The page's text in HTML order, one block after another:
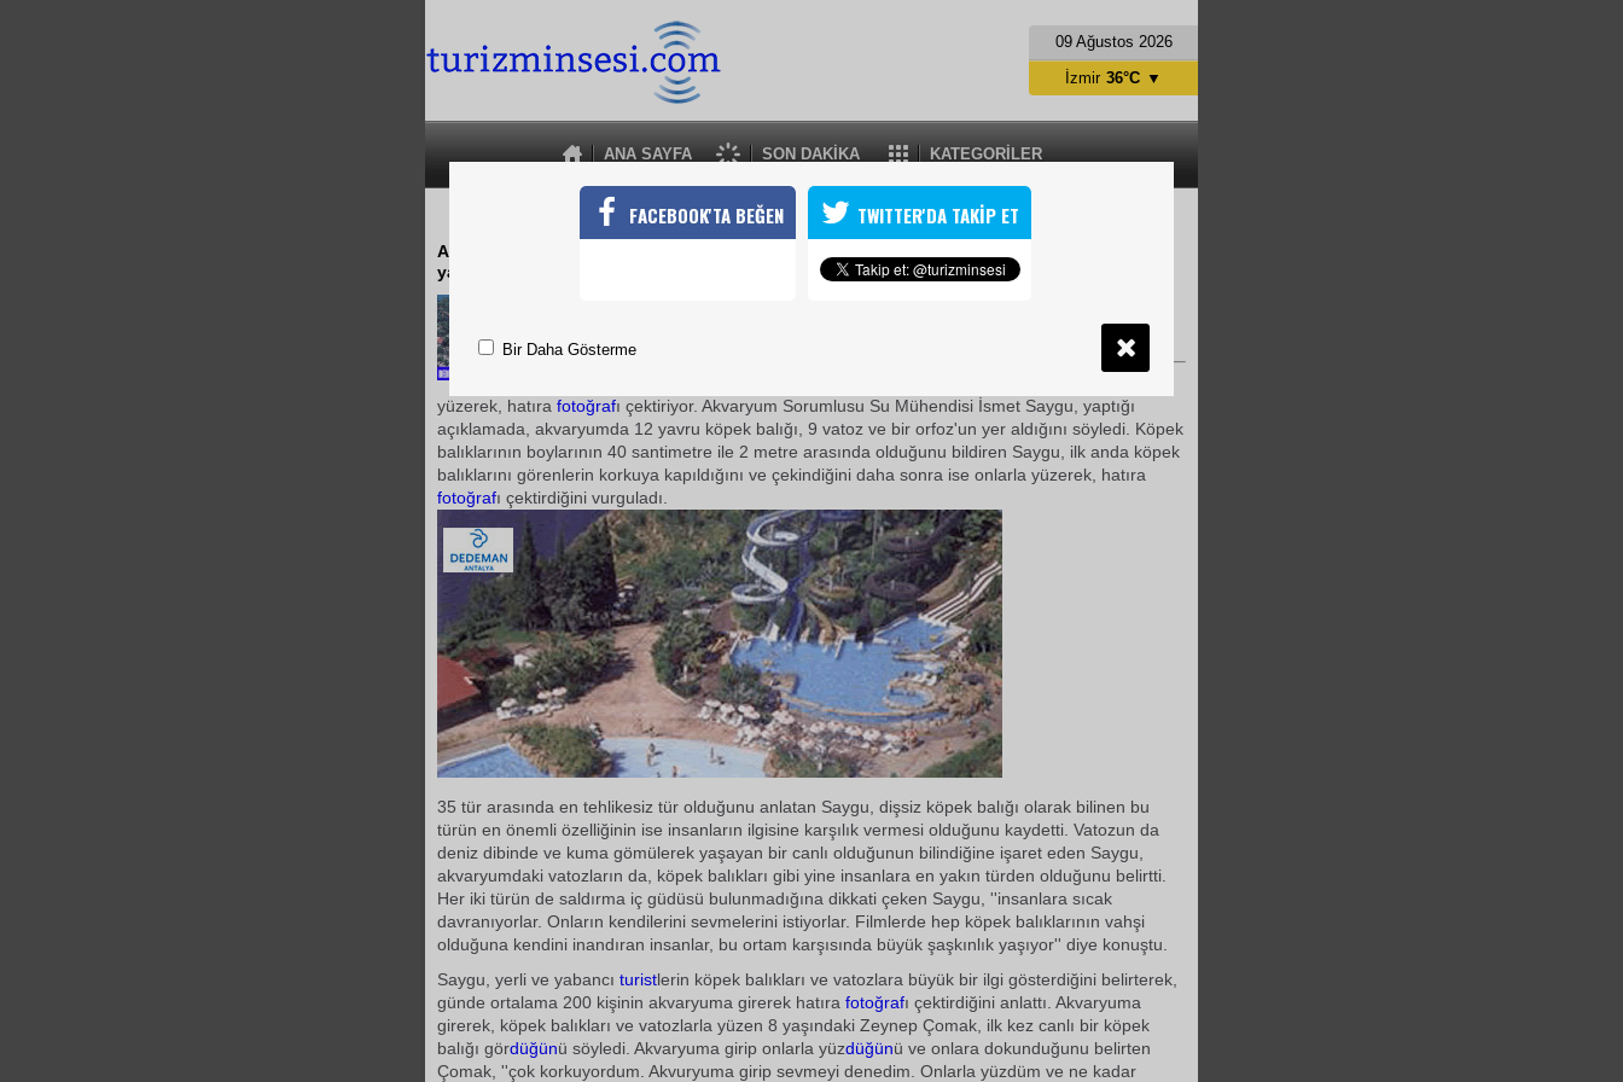
09 Ağustos 2026
ANA SAYFA SON DAKİKA KATEGORİLER
İzmir 36°C ▼
KÖPEK BALIKLARI TURİZMİN HİZMETİNDE
Antalya Dedeman Su Parkı'nda açılan akvaryumdaki köpek balıkları ve vatozlar yerli ve
yabancı turistlerin büyük ilgisini çekiyor.
yüzerek, hatıra fotoğrafı çektiriyor. Akvaryum Sorumlusu Su Mühendisi İsmet Saygu, yaptığı
açıklamada, akvaryumda 12 yavru köpek balığı, 9 vatoz ve bir orfoz'un yer aldığını söyledi. Köpek
balıklarının boylarının 40 santimetre ile 2 metre arasında olduğunu bildiren Saygu, ilk anda köpek
balıklarını görenlerin korkuya kapıldığını ve çekindiğini daha sonra ise onlarla yüzerek, hatıra
fotoğrafı çektirdiğini vurguladı.
35 tür arasında en tehlikesiz tür olduğunu anlatan Saygu, dişsiz köpek balığı olarak bilinen bu
türün en önemli özelliğinin ise insanların ilgisine karşılık vermesi olduğunu kaydetti. Vatozun da
deniz dibinde ve kuma gömülerek yaşayan bir canlı olduğunun bilindiğine işaret eden Saygu,
akvaryumdaki vatozların da, köpek balıkları gibi yine insanlara en yakın türden olduğunu belirtti.
Her iki türün de saldırma iç güdüsü bulunmadığına dikkati çeken Saygu, ''insanlara sıcak
davranıyorlar. Onların kendilerini sevmelerini istiyorlar. Filmlerde hep köpek balıklarının vahşi
olduğuna kendini inandıran insanlar, bu ortam karşısında büyük şaşkınlık yaşıyor'' diye konuştu.
Saygu, yerli ve yabancı turistlerin köpek balıkları ve vatozlara büyük bir ilgi gösterdiğini belirterek,
günde ortalama 200 kişinin akvaryuma girerek hatıra fotoğrafı çektirdiğini anlattı. Akvaryuma
girerek, köpek balıkları ve vatozlarla yüzen 8 yaşındaki Zeynep Çomak, ilk kez canlı bir köpek
balığı gördüğünü söyledi. Akvaryuma girip onlarla yüzdüğünü ve onlara dokunduğunu belirten
Çomak, ''çok korkuyordum. Akvuryuma girip sevmeyi denedim. Onlarla yüzdüm ve ne kadar
FACEBOOK'TA BEĞEN TWITTER'DA TAKİP ET
Bir Daha Gösterme